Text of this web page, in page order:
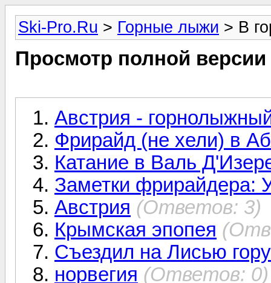
Ski-Pro.Ru > Горные лыжи > В
Просмотр полной
Австрия -
Фрирайд (не хели) в
Катание в Валь
Заметки фрирайдера:
Австрия (Ответов: 3)
Крымская эпопея
Съездил на Лисью
норвегия (Ответов: 0)